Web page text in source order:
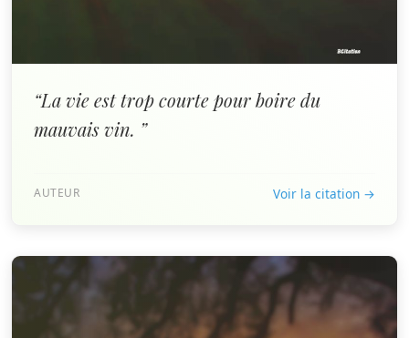
“La vie est trop courte pour boire du
mauvais vin. ”
AUTEUR Voir la citation →